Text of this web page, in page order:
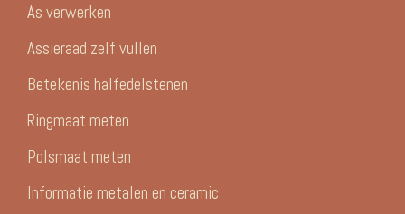
As verwerken
Assieraad zelf vullen
Betekenis halfedelstenen
Ringmaat meten
Polsmaat meten
Informatie metalen en ceramic